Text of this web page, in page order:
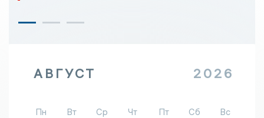
АВГУСТ 2026
Пн Вт Ср Чт Пт Сб
Вс